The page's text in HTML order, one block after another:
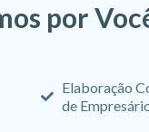
por
Elaboração
de